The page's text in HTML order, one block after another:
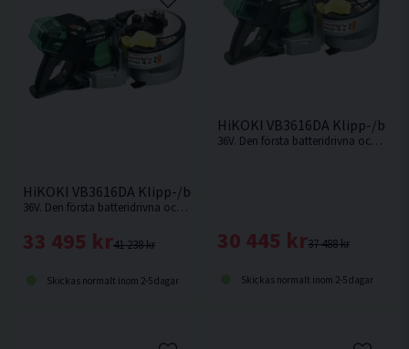
HiKOKI VB3616DA Klipp-/bockmaskin 36V (2x2,5Ah)
36V. Den första batteridrivna och sladdlösa klipp- och bockmaskinen på marknaden.
41 238 kr
33 495 kr
Skickas normalt inom 2-5 dagar
HiKOKI VB3616DA Klipp-/
36V. Den första batteridrivna och sladdlösa klipp- och bockmaskinen på marknaden. Levereras utan batteri och laddare.
37 488 kr
30 445 kr
Skickas normalt inom 2-5 dagar